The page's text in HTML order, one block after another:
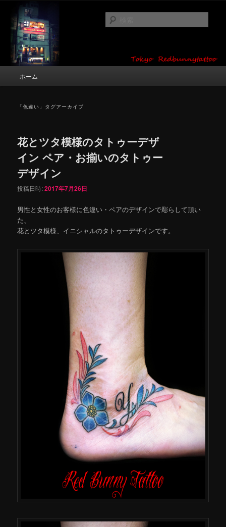
ン
ツ
東京 タトゥースタジオ 吉祥寺 Red
Bunny Tattoo タトゥーデザイン・タ
トゥー画像
タトゥーデザイン・画像の紹介（和彫り・ワンポイント・girl tattoo）
ホーム
「色違い 」タグアーカイブ
花とツタ模様のタトゥーデザ
イン ペア・お揃いのタトゥー
デザイン
投稿日時:2017年7月26日
男性と女性のお客様に色違い・ペアのデザインで彫らして頂い
た、
花とツタ模様、イニシャルのタトゥーデザインです。